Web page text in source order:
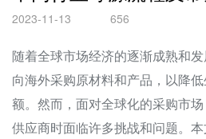
资源中心
关于
语言
2023-11-13 656
随着全球市场经济的逐渐成熟和
向海外采购原材料和产品，以降
额。然而，面对全球化的采购市
供应商时面临许多挑战和问题。